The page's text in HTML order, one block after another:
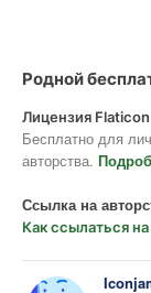
Родной
Лицензия Flaticon
Бесплатно для
авторства.
Ссылка на
Как ссылаться